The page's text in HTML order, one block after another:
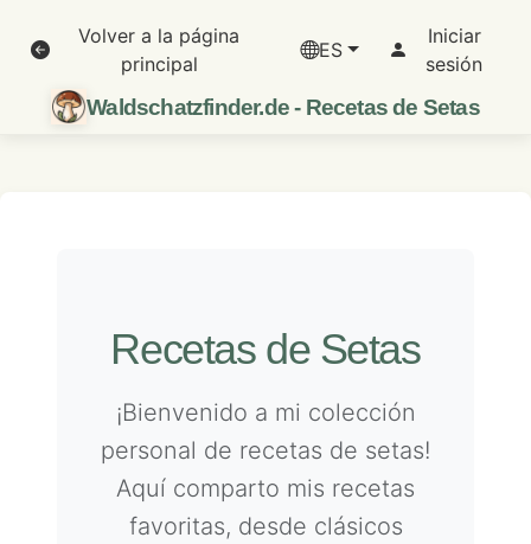
Volver a la página
principal
ES
Iniciar
sesión
Waldschatzfinder.de - Recetas de Setas
Recetas de Setas
¡Bienvenido a mi colección
personal de recetas de setas!
Aquí comparto mis recetas
favoritas, desde clásicos